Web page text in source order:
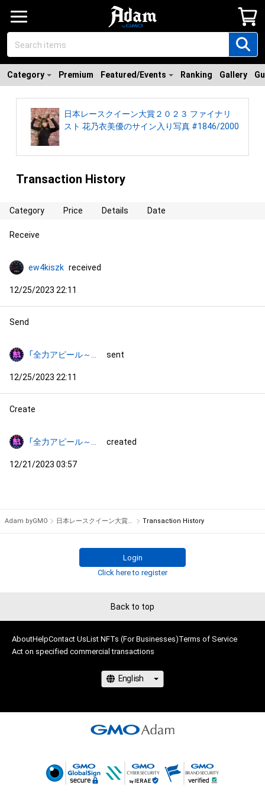
Category Premium Featured/Events Ranking Gallery
日本レースクイーン大賞２０２３ ファイナリ
スト 花乃衣美優のサイン入り写真 #1846/2000
Transaction History
Category Price Details Date
Receive
ew4kiszk received
12/25/2023 22:11
Send
sent
12/25/2023 22:11
Create
created
12/21/2023 03:57
Adam byGMO 日本レースクイーン大賞２０２３ ファイナリスト 花乃衣美優のサイン入り写真 #1846/2000 Transaction History
Login
Click here to register
Back to top
AboutHelpContact UsList NFTs (For Businesses)Terms of Service
Act on specified commercial transactions